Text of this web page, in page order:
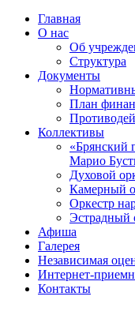
Главная
О нас
Об
Структура
Документы
План
Коллективы
«Брянский
Марио
Духовой
Камерный
Оркестр
Эстрадный
Афиша
Галерея
Независимая
Интернет-
Контакты